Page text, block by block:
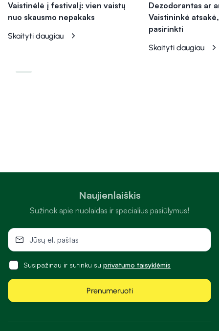
Vaistinėlė į festivalį: vien vaistų
nuo skausmo nepakaks
Skaityti daugiau
Dezodorantas ar
Vaistininkė
pasirinkti
Skaityti daugiau
Naujienlaiškis
Sužinok apie nuolaidas ir specialius pasiūlymus!
Susipažinau ir sutinku su privatumo taisyklėmis
Prenumeruoti